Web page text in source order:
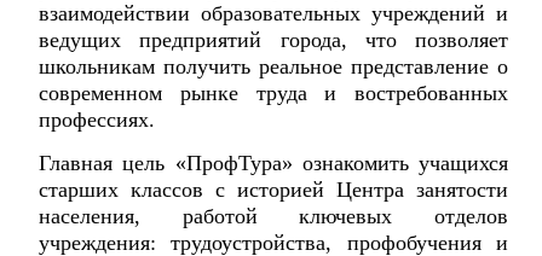
взаимодействии образовательных учреждений и
ведущих предприятий города, что позволяет
школьникам получить реальное представление о
современном рынке труда и востребованных
профессиях.
Главная цель «ПрофТура» ознакомить учащихся
старших классов с историей Центра занятости
населения, работой ключевых отделов
учреждения: трудоустройства, профобучения и